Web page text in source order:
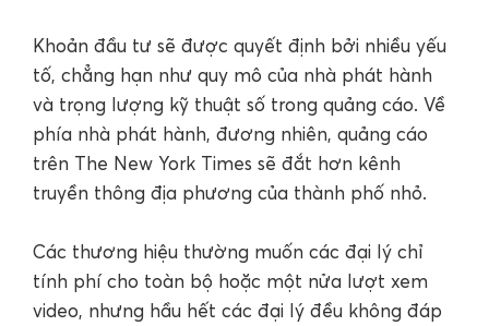
Khoản đầu tư sẽ được quyết định bởi nhiều yếu
tố, chẳng hạn như quy mô của nhà phát hành
và trọng lượng kỹ thuật số trong quảng cáo. Về
phía nhà phát hành, đương nhiên, quảng cáo
trên The New York Times sẽ đắt hơn kênh
truyền thông địa phương của thành phố nhỏ.
Các thương hiệu thường muốn các đại lý chỉ
tính phí cho toàn bộ hoặc một nửa lượt xem
video, nhưng hầu hết các đại lý đều không đáp